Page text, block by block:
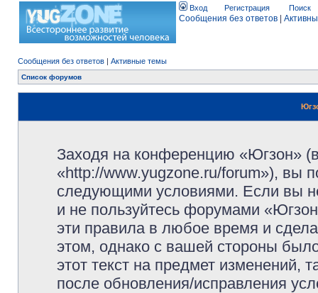
Вход Регистрация Поиск
Сообщения без ответов
Сообщения без ответов | Активные темы
Список форумов
Заходя на конференцию «Югзон»
«http://www.yugzone.ru/forum»), вы
следующими условиями. Если вы
и не пользуйтесь форумами
эти правила в любое время и
этом, однако с вашей стороны
этот текст на предмет изменений,
после обновления/исправления